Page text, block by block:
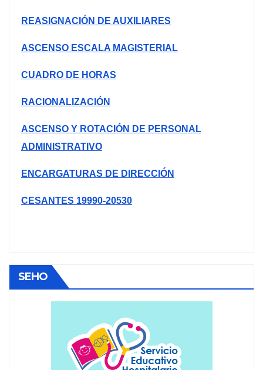
REASIGNACIÓN DE AUXILIARES
ASCENSO ESCALA MAGISTERIAL
CUADRO DE HORAS
RACIONALIZACIÓN
ASCENSO Y ROTACIÓN DE PERSONAL
ADMINISTRATIVO
ENCARGATURAS DE DIRECCIÓN
CESANTES 19990-20530
SEHO